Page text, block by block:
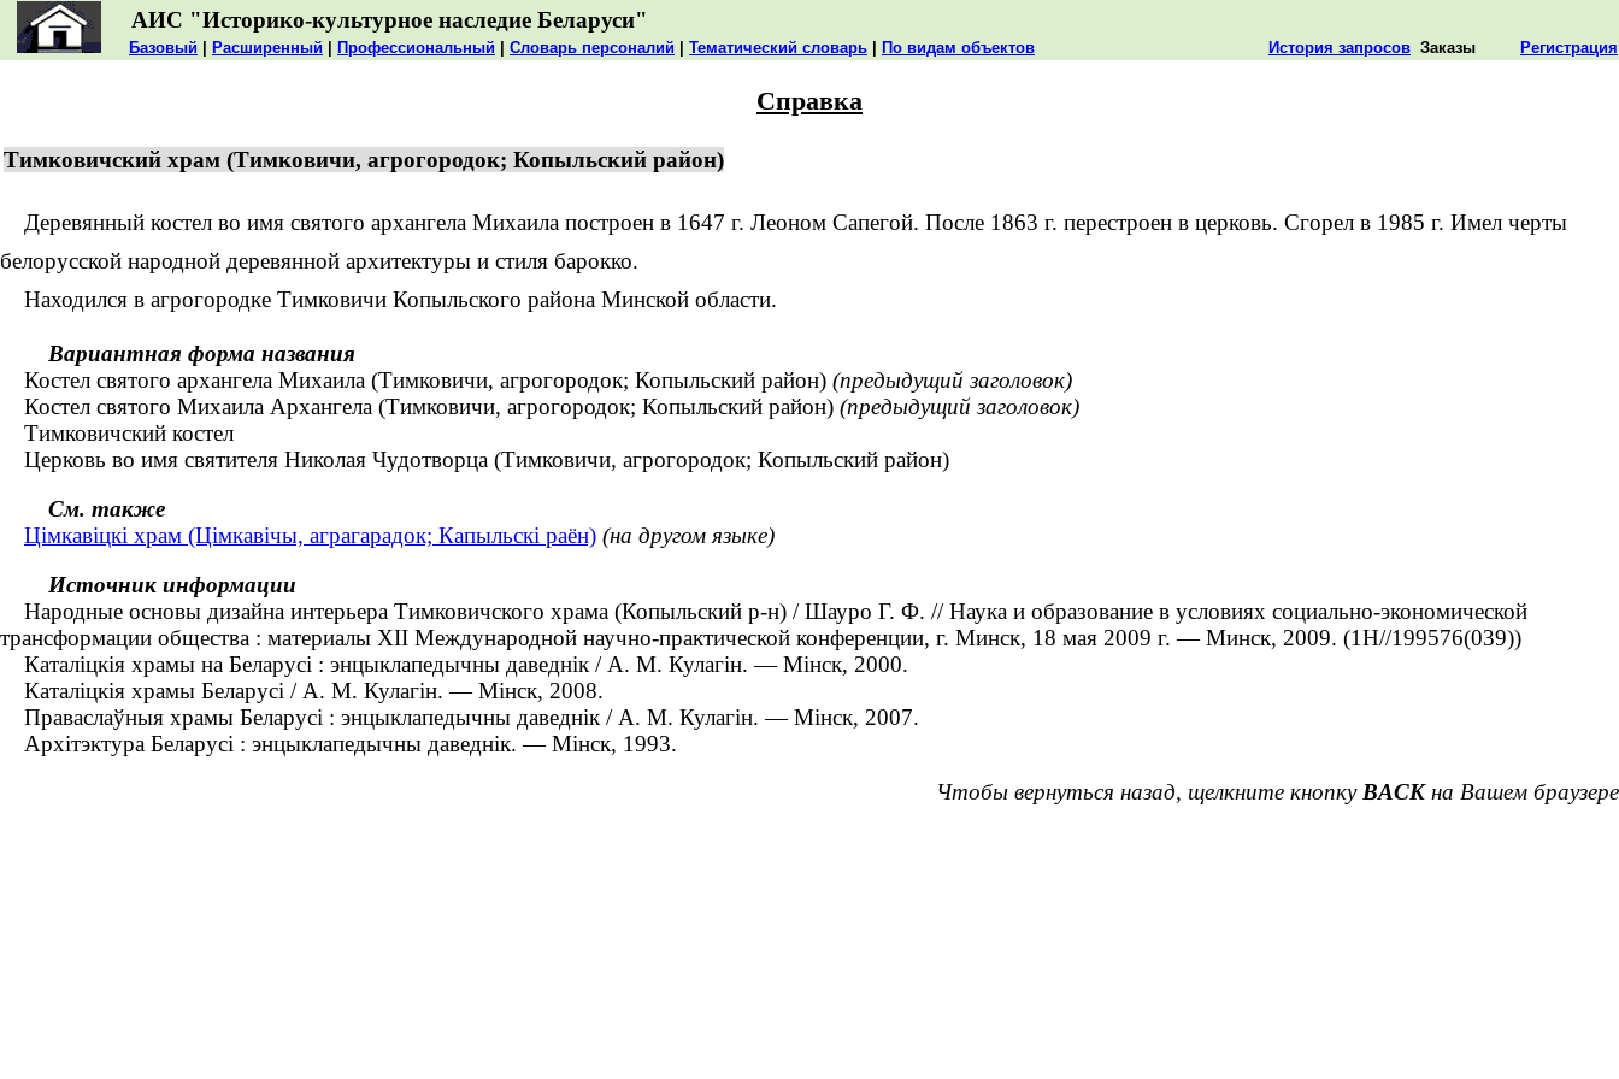
АИС "Историко-культурное наследие Беларуси"
Базовый Расширенный Профессиональный Словарь персоналий Тематический словарь По видам объектов История запросов Заказы Регистрация
Справка
Тимковичский храм (Тимковичи, агрогородок; Копыльский район)
Деревянный костел во имя святого архангела Михаила построен в 1647 г. Леоном Сапегой. После 1863 г. перестроен в церковь. Сгорел в 1985 г. Имел черты
белорусской народной деревянной архитектуры и стиля барокко.
Находился в агрогородке Тимковичи Копыльского района Минской области.
Вариантная форма названия
Костел святого архангела Михаила (Тимковичи, агрогородок; Копыльский район) (предыдущий заголовок)
Костел святого Михаила Архангела (Тимковичи, агрогородок; Копыльский район) (предыдущий заголовок)
Тимковичский костел
Церковь во имя святителя Николая Чудотворца (Тимковичи, агрогородок; Копыльский район)
См. также
Цімкавіцкі храм (Цімкавічы, аграгарадок; Капыльскі раён) (на другом языке)
Источник информации
Народные основы дизайна интерьера Тимковичского храма (Копыльский р-н) / Шауро Г. Ф. // Наука и образование в условиях социально-экономической
трансформации общества : материалы XII Международной научно-практической конференции, г. Минск, 18 мая 2009 г. ― Минск, 2009. (1Н//199576(039))
Каталіцкія храмы на Беларусі : энцыклапедычны даведнік / А. М. Кулагін. — Мінск, 2000.
Каталіцкія храмы Беларусі / А. М. Кулагін. — Мінск, 2008.
Праваслаўныя храмы Беларусі : энцыклапедычны даведнік / А. М. Кулагін. — Мінск, 2007.
Архітэктура Беларусі : энцыклапедычны даведнік. — Мінск, 1993.
Чтобы вернуться назад, щелкните кнопкуBACKна Вашем браузере